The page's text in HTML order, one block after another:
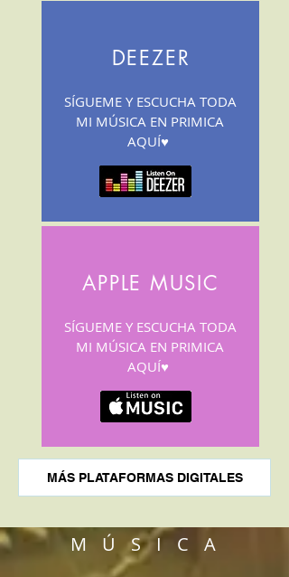
DEEZER
SÍGUEME Y ESCUCHA TODA
MI MÚSICA EN PRIMICA
AQUÍ♥
APPLE MUSIC
SÍGUEME Y ESCUCHA TODA
MI MÚSICA EN PRIMICA
AQUÍ♥
MÁS PLATAFORMAS DIGITALES
M Ú S I C A